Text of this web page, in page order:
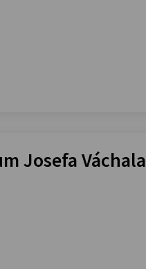
Josefa Váchala